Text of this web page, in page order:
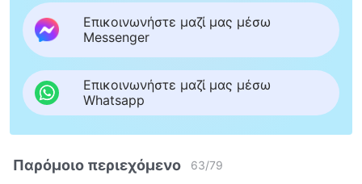
Επικοινωνήστε μαζί μας μέσω
Messenger
Επικοινωνήστε μαζί μας μέσω
Whatsapp
Παρόμοιο περιεχόμενο 63/79